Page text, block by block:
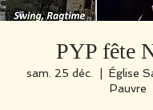
PYP fête
sam. 25 déc.
Église
Pauvre